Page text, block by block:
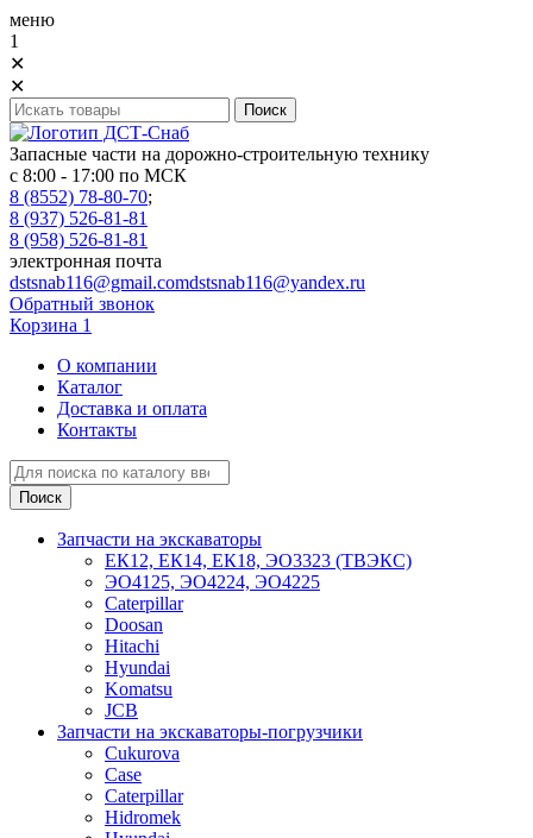
меню
1
✕
✕
Запасные части на дорожно-строительную технику
с 8:00 - 17:00 по МСК
8 (8552) 78-80-70;
8 (937) 526-81-81
8 (958) 526-81-81
электронная почта
dstsnab116@gmail.comdstsnab116@yandex.ru
Обратный звонок
Корзина 1
О компании
Каталог
Доставка и оплата
Контакты
Запчасти на экскаваторы
ЕК12, ЕК14, ЕК18, ЭО3323 (ТВЭКС)
ЭО4125, ЭО4224, ЭО4225
Caterpillar
Doosan
Hitachi
Hyundai
Komatsu
JCB
Запчасти на экскаваторы-погрузчики
Cukurova
Case
Caterpillar
Hidromek